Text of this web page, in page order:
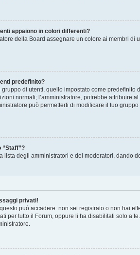
appaiono in colori differenti?
della Board assegnare un colore ai membri di
predefinito?
di utenti, quello impostato come predefinito
normali; l’amministratore, potrebbe attribuire
può permetterti di modificare il tuo
“Staff”?
lista degli amministratori e dei moderatori, dando
privati!
può accadere: non sei registrato o non hai
per tutto il Forum, oppure li ha disabilitati solo a